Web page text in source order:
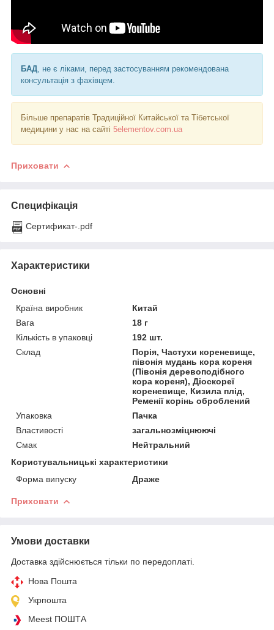
БАД , не є ліками, перед застосуванням рекомендована
консультація з фахівцем.
Більше препаратів Традиційної Китайської та Тібетської
медицини у нас на сайті 5elementov.com.ua
Приховати
Специфікація
Сертификат-.pdf
Характеристики
Основні
Країна виробник
Китай
Вага
18 г
Кількість в упаковці
192 шт.
Склад
Порія, Частухи кореневище,
півонія мудань кора кореня
(Півонія деревоподібного
кора кореня), Діоскореї
кореневище, Кизила плід,
Ременії корінь оброблений
Упаковка
Пачка
Властивості
загальнозміцнюючі
Смак
Нейтральний
Користувальницькі характеристики
Форма випуску
Драже
Приховати
Умови доставки
Доставка здійснюється тільки по передоплаті.
Нова Пошта
Укрпошта
Meest ПОШТА